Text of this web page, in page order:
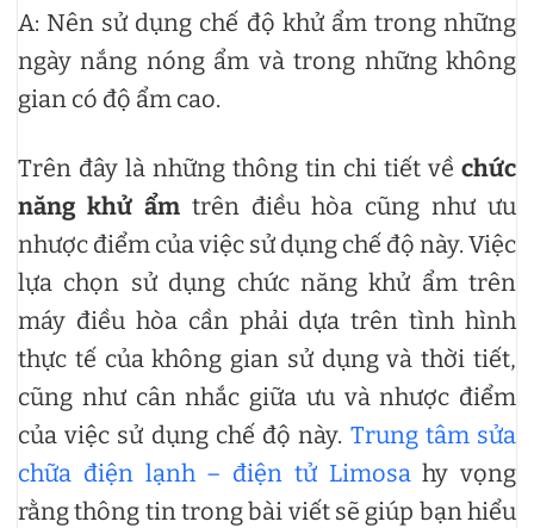
A: Nên sử dụng chế độ khử ẩm trong những
ngày nắng nóng ẩm và trong những không
gian có độ ẩm cao.
Trên đây là những thông tin chi tiết về chức
năng khử ẩmtrên điều hòa cũng như ưu
nhược điểm của việc sử dụng chế độ này. Việc
lựa chọn sử dụng chức năng khử ẩm trên
máy điều hòa cần phải dựa trên tình hình
thực tế của không gian sử dụng và thời tiết,
cũng như cân nhắc giữa ưu và nhược điểm
của việc sử dụng chế độ này. Trung tâm sửa
chữa điện lạnh – điện tử Limosahy vọng
rằng thông tin trong bài viết sẽ giúp bạn hiểu